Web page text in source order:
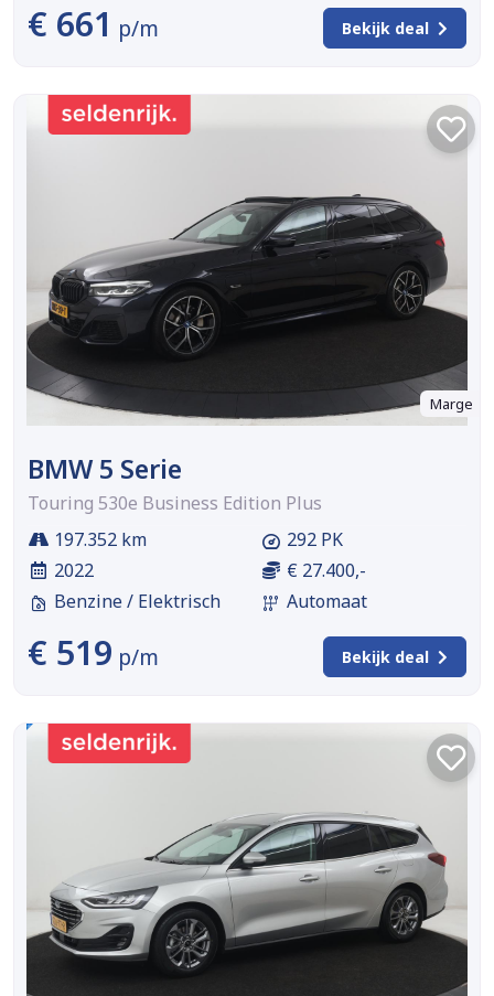
€ 661 p/m Bekijk deal
Marge
BMW 5 Serie
Touring 530e Business Edition Plus
197.352 km
2022
Benzine / Elektrisch
292 PK
€ 27.400,-
Automaat
€ 519 p/m Bekijk deal